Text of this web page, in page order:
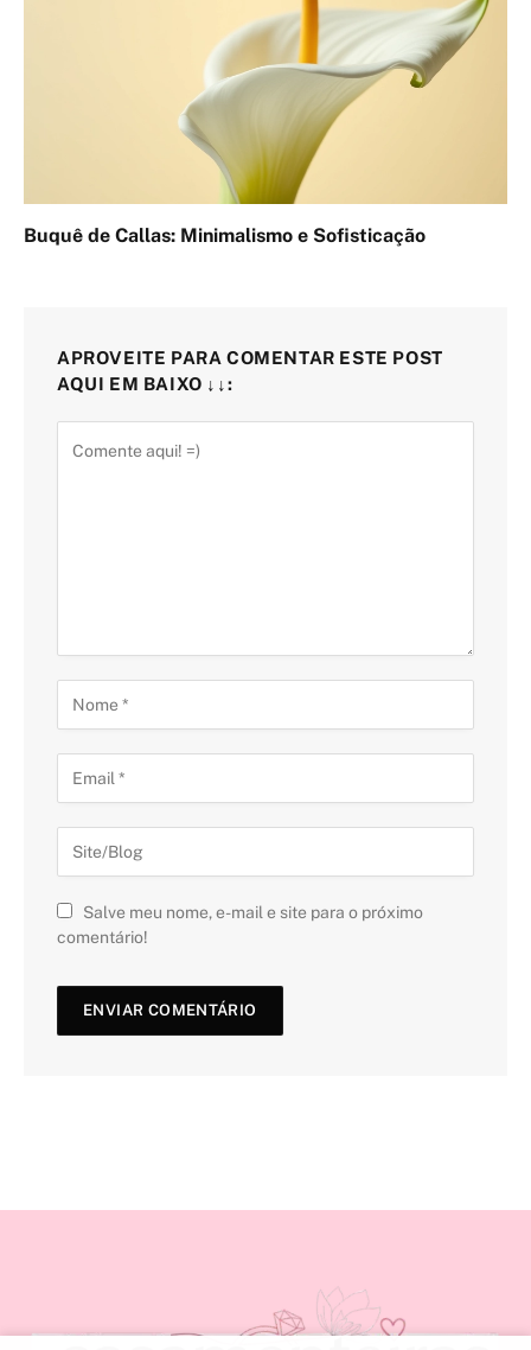
Buquê de Callas: Minimalismo e Sofisticação
APROVEITE PARA COMENTAR ESTE POST
AQUI EM BAIXO ↓↓:
Salve meu nome, e-mail e site para o próximo
comentário!